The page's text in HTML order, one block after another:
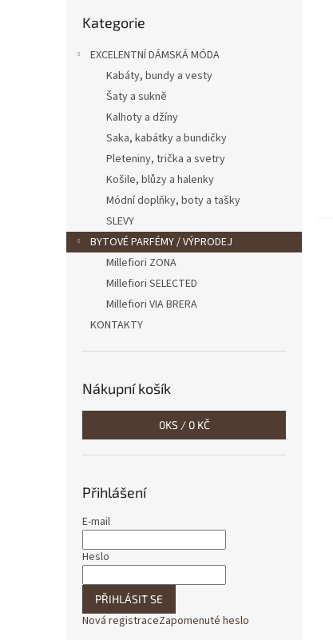
kategorie
Kategorie
EXCELENTNÍ DÁMSKÁ MÓDA
Kabáty, bundy a vesty
Šaty a sukně
Kalhoty a džíny
Saka, kabátky a bundičky
Pleteniny, trička a svetry
Košile, blůzy a halenky
Módní doplňky, boty a tašky
SLEVY
BYTOVÉ PARFÉMY / VÝPRODEJ
Millefiori ZONA
Millefiori SELECTED
Millefiori VIA BRERA
KONTAKTY
Nákupní košík
0KS / 0 KČ
Přihlášení
E-mail
Heslo
PŘIHLÁSIT SE
Nová registraceZapomenuté heslo